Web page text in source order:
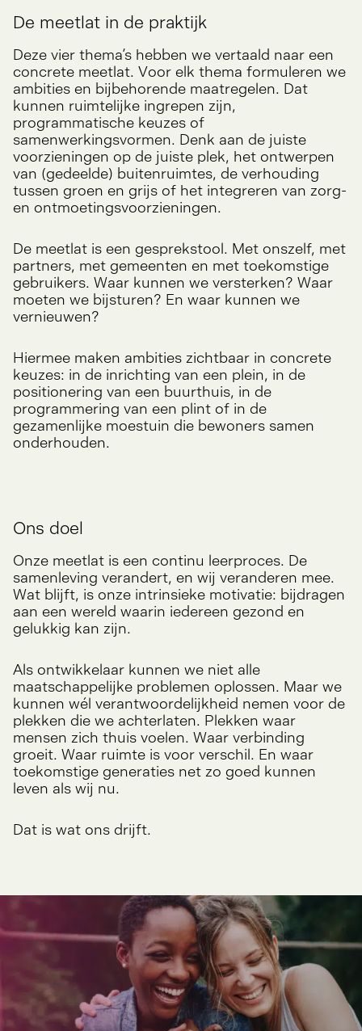
De meetlat in de praktijk
Deze vier thema’s hebben we vertaald naar een
concrete meetlat. Voor elk thema formuleren we
ambities en bijbehorende maatregelen. Dat
kunnen ruimtelijke ingrepen zijn,
programmatische keuzes of
samenwerkingsvormen. Denk aan de juiste
voorzieningen op de juiste plek, het ontwerpen
van (gedeelde) buitenruimtes, de verhouding
tussen groen en grijs of het integreren van zorg-
en ontmoetingsvoorzieningen.
De meetlat is een gesprekstool. Met onszelf, met
partners, met gemeenten en met toekomstige
gebruikers. Waar kunnen we versterken? Waar
moeten we bijsturen? En waar kunnen we
vernieuwen?
Hiermee maken ambities zichtbaar in concrete
keuzes: in de inrichting van een plein, in de
positionering van een buurthuis, in de
programmering van een plint of in de
gezamenlijke moestuin die bewoners samen
onderhouden.
Ons doel
Onze meetlat is een continu leerproces. De
samenleving verandert, en wij veranderen mee.
Wat blijft, is onze intrinsieke motivatie: bijdragen
aan een wereld waarin iedereen gezond en
gelukkig kan zijn.
Als ontwikkelaar kunnen we niet alle
maatschappelijke problemen oplossen. Maar we
kunnen wél verantwoordelijkheid nemen voor de
plekken die we achterlaten. Plekken waar
mensen zich thuis voelen. Waar verbinding
groeit. Waar ruimte is voor verschil. En waar
toekomstige generaties net zo goed kunnen
leven als wij nu.
Dat is wat ons drijft.